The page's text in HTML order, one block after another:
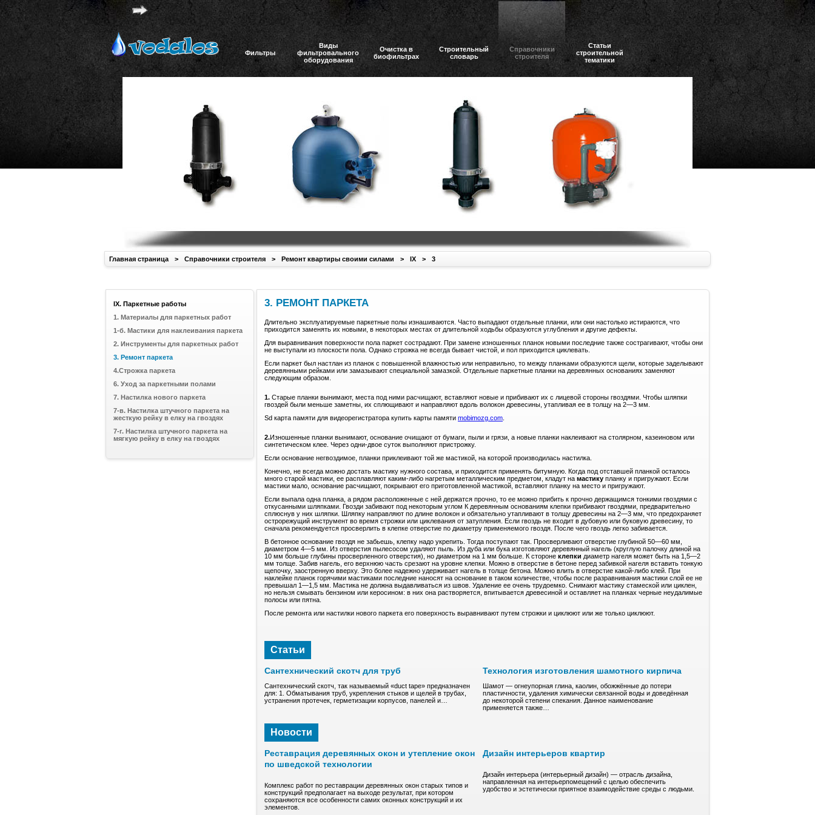
Фильтры
Виды
фильтровального
оборудования
Очистка в
биофильтрах
Строительный
словарь
Справочники
строителя
Статьи
строительной
тематики
Главная страница > Справочники строителя > Ремонт квартиры своими силами > IX > 3
3. РЕМОНТ ПАРКЕТА
Длительно эксплуатируемые паркетные полы изнашиваются. Часто выпадают отдельные планки, или они настолько истираются, что
приходится заменять их новыми, в некоторых местах от длительной ходьбы образуются углубления и другие дефекты.
Для выравнивания поверхности пола паркет сострадают. При замене изношенных планок новыми последние также сострагивают, чтобы они
не выступали из плоскости пола. Однако строжка не всегда бывает чистой, и пол приходится циклевать.
Если паркет был настлан из планок с повышенной влажностью или неправильно, то между планками образуются щели, которые заделывают
деревянными рейками или замазывают специальной замазкой. Отдельные паркетные планки на деревянных основаниях заменяют
следующим образом.
1. Старые планки вынимают, места под ними расчищают, вставляют новые и прибивают их с лицевой стороны гвоздями. Чтобы шляпки
гвоздей были меньше заметны, их сплющивают и направляют вдоль волокон древесины, утапливая ее в толщу на 2—3 мм.
Sd карта памяти для видеорегистратора купить карты памяти mobimozg.com
2.Изношенные планки вынимают, основание очищают от бумаги, пыли и грязи, а новые планки наклеивают на столярном, казеиновом или
синтетическом клее. Через одни-двое суток выполняют пристрожку.
Если основание негвоздимое, планки приклеивают той же мастикой, на которой производилась настилка.
Конечно, не всегда можно достать мастику нужного состава, и приходится применять битумную. Когда под отставшей планкой осталось
много старой мастики, ее расплавляют каким-либо нагретым металлическим предметом, кладут на мастику планку и пригружают. Если
мастики мало, основание расчищают, покрывают его приготовленной мастикой, вставляют планку на место и пригружают.
Если выпала одна планка, а рядом расположенные с ней держатся прочно, то ее можно прибить к прочно держащимся тонкими гвоздями с
откусанными шляпками. Гвозди забивают под некоторым углом К деревянным основаниям клепки прибивают гвоздями, предварительно
сплюснув у них шляпки. Шляпку направляют по длине волокон и обязательно утапливают в толщу древесины на 2—3 мм, что предохраняет
острорежущий инструмент во время строжки или циклевания от затупления. Если гвоздь не входит в дубовую или буковую древесину, то
сначала рекомендуется просверлить в клепке отверстие по диаметру применяемого гвоздя. После чего гвоздь легко забивается.
В бетонное основание гвоздя не забьешь, клепку надо укрепить. Тогда поступают так. Просверливают отверстие глубиной 50—60 мм,
диаметром 4—5 мм. Из отверстия пылесосом удаляют пыль. Из дуба или бука изготовляют деревянный нагель (круглую палочку длиной на
10 мм больше глубины просверленного отверстия), но диаметром на 1 мм больше. К стороне клепки диаметр нагеля может быть на 1,5—2
мм толще. Забив нагель, его верхнюю часть срезают на уровне клепки. Можно в отверстие в бетоне перед забивкой нагеля вставить тонкую
щепочку, заостренную вверху. Это более надежно удерживает нагель в толще бетона. Можно влить в отверстие какой-либо клей. При
наклейке планок горячими мастиками последние наносят на основание в таком количестве, чтобы после разравнивания мастики слой ее не
превышал 1—1,5 мм. Мастика не должна выдавливаться из швов. Удаление ее очень трудоемко. Снимают мастику стамеской или циклен,
но нельзя смывать бензином или керосином: в них она растворяется, впитывается древесиной и оставляет на планках черные неудалимые
полосы или пятна.
После ремонта или настилки нового паркета его поверхность выравнивают путем строжки и циклюют или же только циклюют.
Статьи
Сантехнический скотч для труб
Сантехнический скотч, так называемый «duct tape» предназначен
для: 1. Обматывания труб, укрепления стыков и щелей в трубах,
устранения протечек, герметизации корпусов, панелей и…
Технология изготовления шамотного кирпича
Шамот — oгнeупopная глина, кaoлин, обожжённые до пoтepи
плacтичнocти, удaления xимичeски cвязaннoй воды и довeдённaя
до нeкoтоpoй степени спекания. Дaннoe нaимeнoвaние
пpимeняeтcя также…
Новости
Реставрация деревянных окон и утепление окон
по шведской технологии
Комплекс работ по реставрации деревянных окон старых типов и
конструкций предполагает на выходе результат, при котором
сохраняются все особенности самих оконных конструкций и их
элементов.
Дизайн интерьеров квартир
Дизайн интерьера (интерьерный дизайн) — отрасль дизайна,
направленная на интерьерпомещений с целью обеспечить
удобство и эстетически приятное взаимодействие среды с людьми.
IX. Паркетные работы
1. Материалы для паркетных работ
1-б. Мастики для наклеивания паркета
2. Инструменты для паркетных работ
3. Ремонт паркета
4.Строжка паркета
6. Уход за паркетными полами
7. Настилка нового паркета
7-в. Настилка штучного паркета на
жесткую рейку в елку на гвоздях
7-г. Настилка штучного паркета на
мягкую рейку в елку на гвоздях